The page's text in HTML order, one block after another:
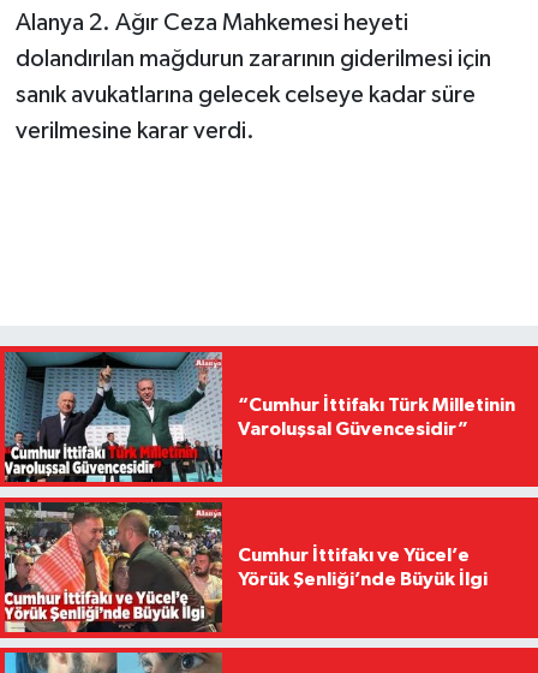
Alanya 2. Ağır Ceza Mahkemesi heyeti
dolandırılan mağdurun zararının giderilmesi için
sanık avukatlarına gelecek celseye kadar süre
verilmesine karar verdi.
“Cumhur İttifakı Türk Milletinin
Varoluşsal Güvencesidir”
Cumhur İttifakı ve Yücel’e
Yörük Şenliği’nde Büyük İlgi